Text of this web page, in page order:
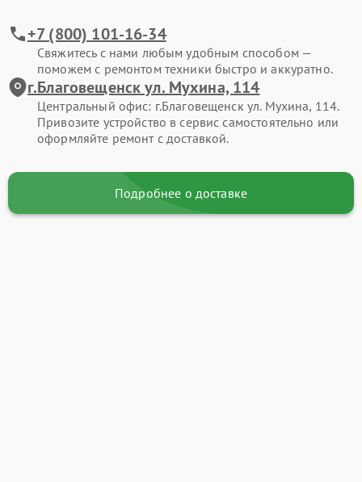
+7 (800) 101-16-34
Свяжитесь с нами любым удобным способом —
поможем с ремонтом техники быстро и аккуратно.
г.Благовещенск ул. Мухина, 114
Центральный офис: г.Благовещенск ул. Мухина, 114.
Привозите устройство в сервис самостоятельно или
оформляйте ремонт с доставкой.
Подробнее о доставке